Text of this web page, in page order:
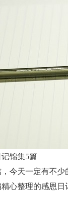
锦集5篇
今天一定有不
心整理的感恩日